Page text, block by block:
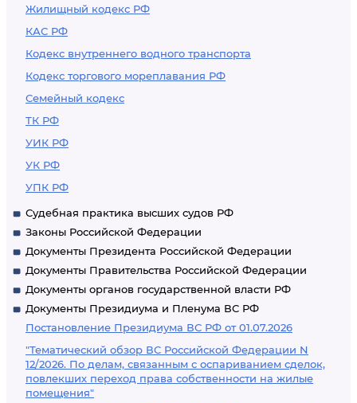
Жилищный кодекс РФ
КАС РФ
Кодекс внутреннего водного транспорта
Кодекс торгового мореплавания РФ
Семейный кодекс
ТК РФ
УИК РФ
УК РФ
УПК РФ
Судебная практика высших судов РФ
Законы Российской Федерации
Документы Президента Российской Федерации
Документы Правительства Российской Федерации
Документы органов государственной власти РФ
Документы Президиума и Пленума ВС РФ
Постановление Президиума ВС РФ от 01.07.2026
"Тематический обзор ВС Российской Федерации N
12/2026. По делам, связанным с оспариванием сделок,
повлекших переход права собственности на жилые
помещения"